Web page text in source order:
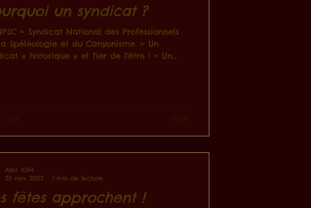
un syndicat ?
= Syndicat National des Professionnels
Spéléologie et du Canyonisme. > Un
« historique » et fier de l'être ! > Un...
fêtes approchent !
Alex A2M
25 nov. 2022
1 min de lecture